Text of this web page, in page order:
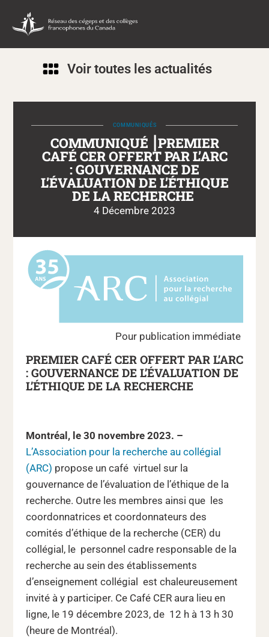
Voir toutes les actualités
COMMUNIQUÉS
COMMUNIQUÉ ⎮PREMIER
CAFÉ CER OFFERT PAR L’ARC
: GOUVERNANCE DE
L’ÉVALUATION DE L’ÉTHIQUE
DE LA RECHERCHE
4 Décembre 2023
Pour publication immédiate
PREMIER CAFÉ CER OFFERT PAR L’ARC
: GOUVERNANCE DE L’ÉVALUATION DE
L’ÉTHIQUE DE LA RECHERCHE
Montréal, le 30 novembre 2023. –
L’Association pour la recherche au collégial
(ARC) propose un café virtuel sur la
gouvernance de l’évaluation de l’éthique de la
recherche. Outre les membres ainsi que les
coordonnatrices et coordonnateurs des
comités d’éthique de la recherche (CER) du
collégial, le personnel cadre responsable de la
recherche au sein des établissements
d’enseignement collégial est chaleureusement
invité à y participer. Ce Café CER aura lieu en
ligne, le 19 décembre 2023, de 12 h à 13 h 30
(heure de Montréal).